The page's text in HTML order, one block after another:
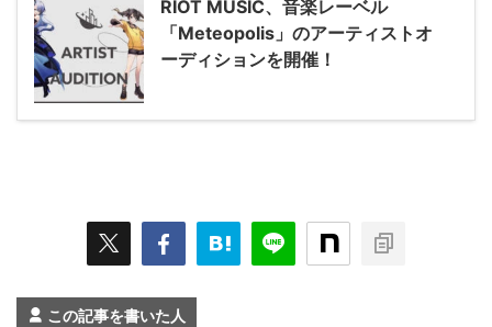
RIOT MUSIC、音楽レーベル
「Meteopolis」のアーティストオ
ーディションを開催！
この記事を書いた人